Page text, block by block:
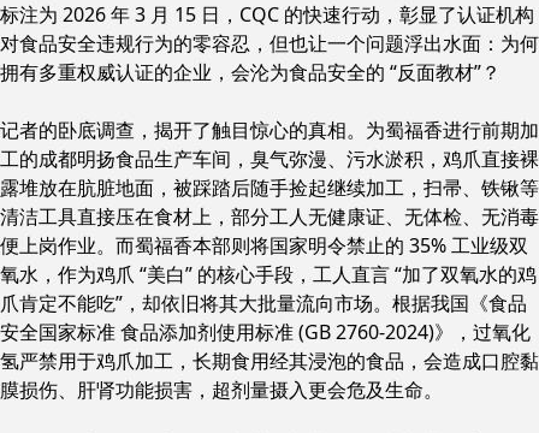
标注为 2026 年 3 月 15 日，CQC 的快速行动，彰显了认证机构
对食品安全违规行为的零容忍，但也让一个问题浮出水面：为何
拥有多重权威认证的企业，会沦为食品安全的 “反面教材”？
记者的卧底调查，揭开了触目惊心的真相。为蜀福香进行前期加
工的成都明扬食品生产车间，臭气弥漫、污水淤积，鸡爪直接裸
露堆放在肮脏地面，被踩踏后随手捡起继续加工，扫帚、铁锹等
清洁工具直接压在食材上，部分工人无健康证、无体检、无消毒
便上岗作业。而蜀福香本部则将国家明令禁止的 35% 工业级双
氧水，作为鸡爪 “美白” 的核心手段，工人直言 “加了双氧水的鸡
爪肯定不能吃”，却依旧将其大批量流向市场。根据我国《食品
安全国家标准 食品添加剂使用标准 (GB 2760-2024)》，过氧化
氢严禁用于鸡爪加工，长期食用经其浸泡的食品，会造成口腔黏
膜损伤、肝肾功能损害，超剂量摄入更会危及生命。